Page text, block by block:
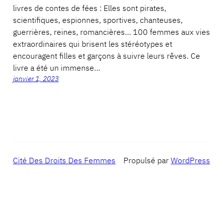
livres de contes de fées : Elles sont pirates,
scientifiques, espionnes, sportives, chanteuses,
guerrières, reines, romancières… 100 femmes aux vies
extraordinaires qui brisent les stéréotypes et
encouragent filles et garçons à suivre leurs rêves. Ce
livre a été un immense…
janvier 1, 2023
Cité Des Droits Des Femmes Propulsé parWordPress